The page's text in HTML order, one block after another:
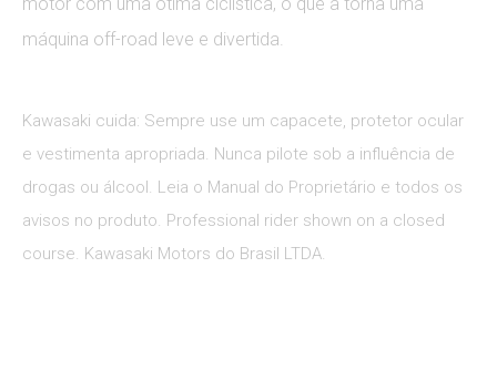
máquina off-road leve e divertida.
Kawasaki cuida: Sempre use um capacete, protetor ocular
e vestimenta apropriada. Nunca pilote sob a influência de
drogas ou álcool. Leia o Manual do Proprietário e todos os
avisos no produto. Professional rider shown on a closed
course. Kawasaki Motors do Brasil LTDA.